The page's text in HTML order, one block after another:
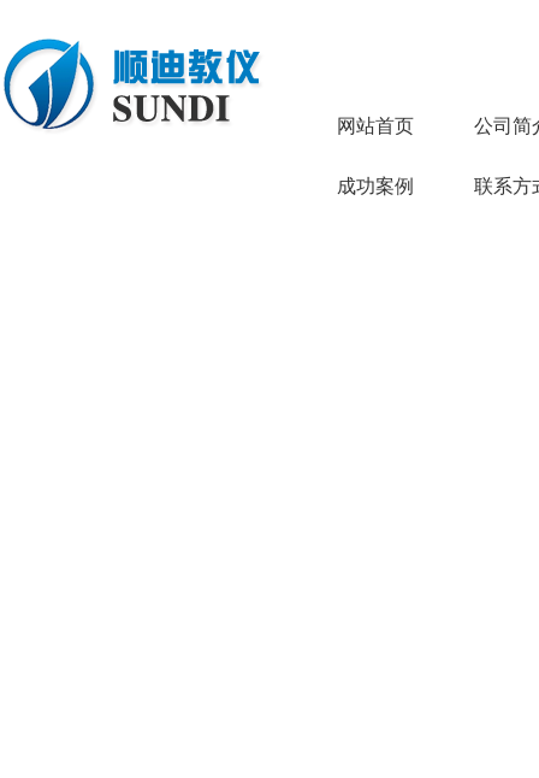
网站首页 公司简
成功案例 联系方